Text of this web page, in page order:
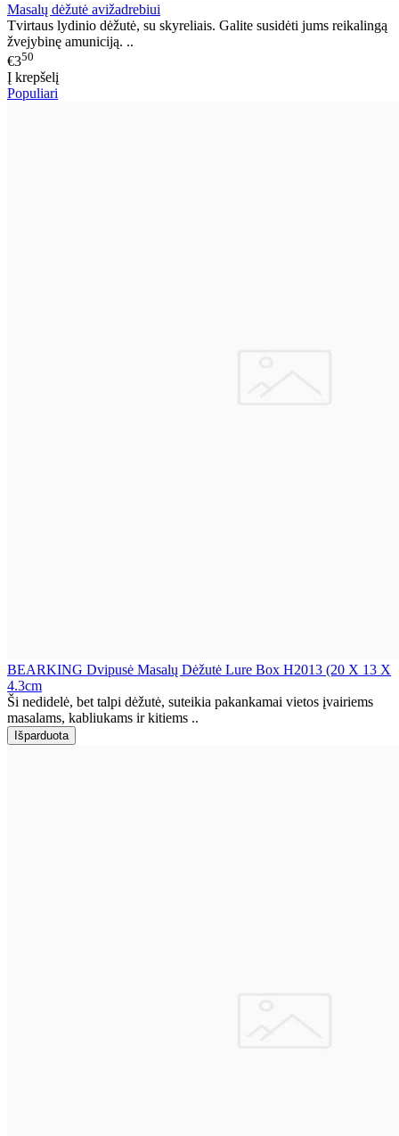
Masalų dėžutė avižadrebiui
Tvirtaus lydinio dėžutė, su skyreliais. Galite susidėti jums reikalingą
žvejybinę amuniciją. ..
€350
Į krepšelį
Populiari
BEARKING Dvipusė Masalų Dėžutė Lure Box H2013 (20 X 13 X
4.3cm
Ši nedidelė, bet talpi dėžutė, suteikia pakankamai vietos įvairiems
masalams, kabliukams ir kitiems ..